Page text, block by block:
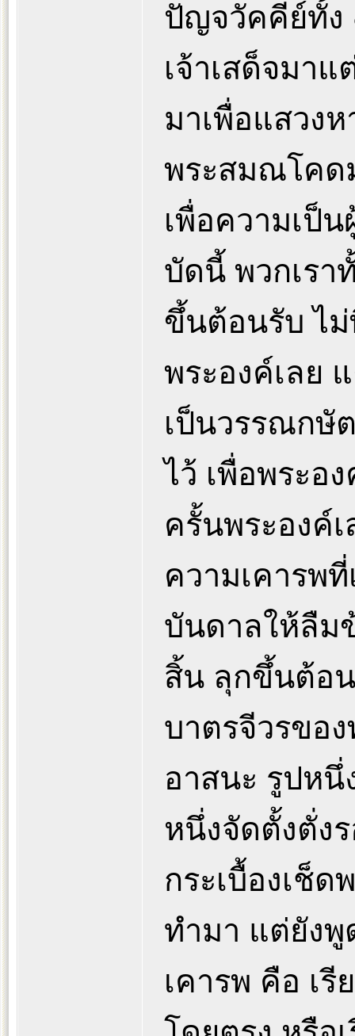
ปัญจวัคคีย์ทั้ง
เจ้าเสด็จมาแ
มาเพื่อแสวง
พระสมณโคด
เพื่อความเป็
บัดนี้ พวกเรา
ขึ้นต้อนรับ ไม่
พระองค์เลย
เป็นวรรณกษั
ไว้ เพื่อพระอ
ครั้นพระองค์
ความเคารพ
บันดาลให้ลืม
สิ้น ลุกขึ้นต้อ
บาตรจีวรขอ
อาสนะ รูปหนึ่
หนึ่งจัดตั้งตั่ง
กระเบื้องเช็ด
ทำมา แต่ยังพู
เคารพ คือ เรี